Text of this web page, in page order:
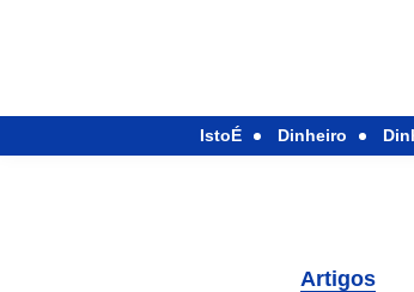
IstoÉ Dinheiro
Artigos